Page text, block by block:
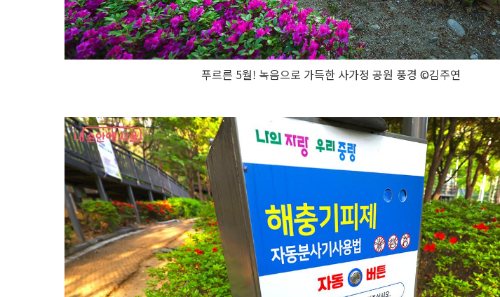
푸르른 5월! 녹음으로 가득한 사가정 공원 풍경 ©김주연